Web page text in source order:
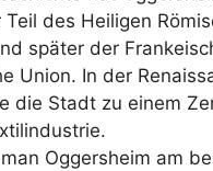
des Heiligen
später der
Union. In der
die Stadt zu einem
Oggersheim am